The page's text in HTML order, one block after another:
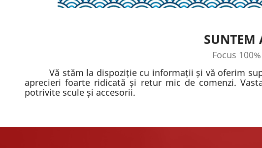
SUNTEM
Focus
Vă stăm la dispoziție cu informații și vă oferim
aprecieri foarte ridicată și retur mic de comenzi.
potrivite scule și accesorii.